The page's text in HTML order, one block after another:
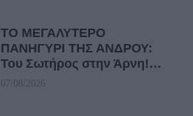
ΤΟ ΜΕΓΑΛΥΤΕΡΟ
ΠΑΝΗΓΥΡΙ ΤΗΣ ΑΝΔΡΟΥ:
Του Σωτήρος στην Άρνη!…
07/08/2026